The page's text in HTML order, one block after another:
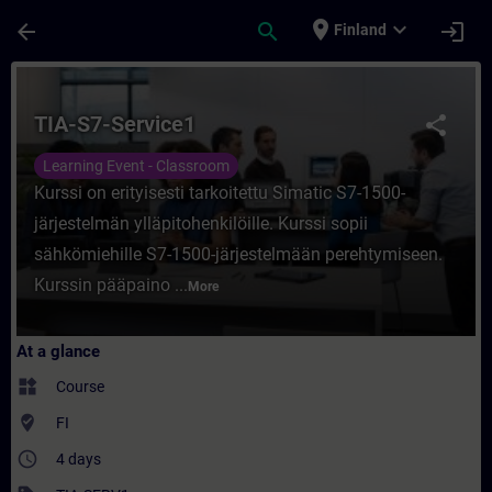
arrow_back search place Finland expand_more login
Course - TIA-S7-Service1 - Training -
share
TIA-S7-Service1
Learning Event - Classroom
Kurssi on erityisesti tarkoitettu Simatic S7-1500-
järjestelmän ylläpitohenkilöille. Kurssi sopii
sähkömiehille S7-1500-järjestelmään perehtymiseen.
Kurssin pääpaino ... More
At a glance
widgets Course
where_to_vote FI
access_time 4 days